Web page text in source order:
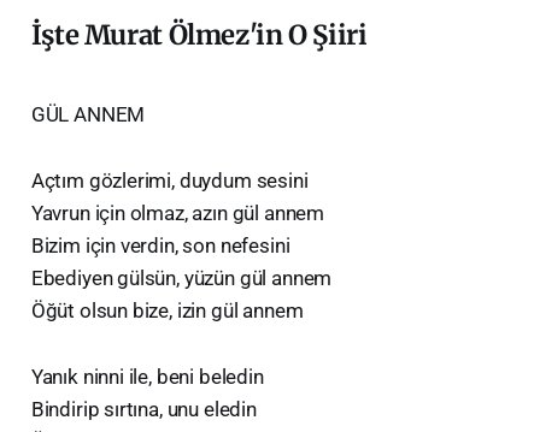
İşte Murat Ölmez'in O Şiiri
GÜL ANNEM
Açtım gözlerimi, duydum sesini
Yavrun için olmaz, azın gül annem
Bizim için verdin, son nefesini
Ebediyen gülsün, yüzün gül annem
Öğüt olsun bize, izin gül annem
Yanık ninni ile, beni beledin
Bindirip sırtına, unu eledin